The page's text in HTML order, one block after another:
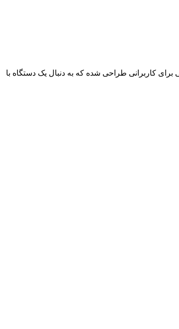
کاربرانی طراحی شده که به دنبال یک دستگاه با